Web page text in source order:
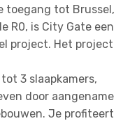
toegang tot Brussel,
R0, is City Gate een
project. Het project
3 slaapkamers,
door aangename
Je profiteert